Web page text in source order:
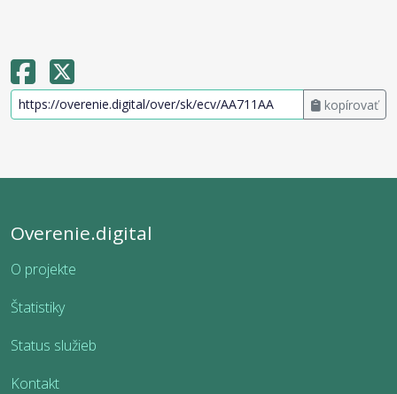
kopírovať
Overenie.digital
O projekte
Štatistiky
Status služieb
Kontakt